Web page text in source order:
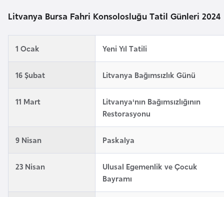
Litvanya Bursa Fahri Konsolosluğu Tatil Günleri 2024
1 Ocak Yeni Yıl Tatili
16 Şubat Litvanya Bağımsızlık Günü
11 Mart
Litvanya'nın Bağımsızlığının
Restorasyonu
9 Nisan Paskalya
23 Nisan
Ulusal Egemenlik ve Çocuk
Bayramı
a
r
y
a
n
g
l
d